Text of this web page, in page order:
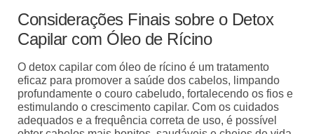
Considerações Finais sobre o Detox
Capilar com Óleo de Rícino
O detox capilar com óleo de rícino é um tratamento
eficaz para promover a saúde dos cabelos, limpando
profundamente o couro cabeludo, fortalecendo os fios e
estimulando o crescimento capilar. Com os cuidados
adequados e a frequência correta de uso, é possível